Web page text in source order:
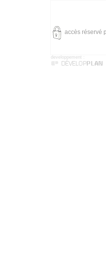
accès réservé
developpement :